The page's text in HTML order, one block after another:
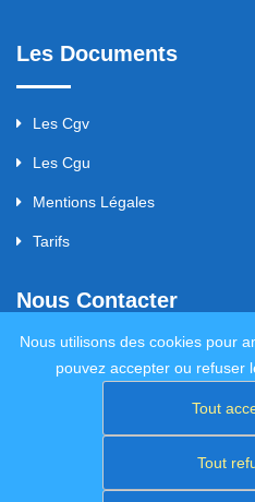
Les Documents
Les Cgv
Les Cgu
Mentions Légales
Tarifs
Nous Contacter
servi29200@gmail.com
Nous utilisons des cookies pour
pouvez accepter ou refuser
Tout
Tout